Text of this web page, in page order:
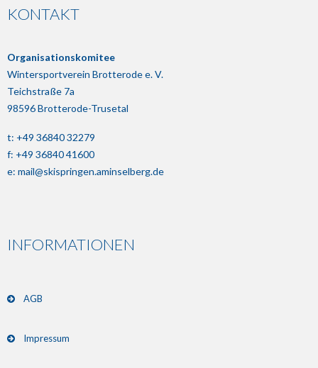
KONTAKT
Organisationskomitee
Wintersportverein Brotterode e. V.
Teichstraße 7a
98596 Brotterode-Trusetal
t: +49 36840 32279
f: +49 36840 41600
e: mail@skispringen.aminselberg.de
INFORMATIONEN
AGB
Impressum